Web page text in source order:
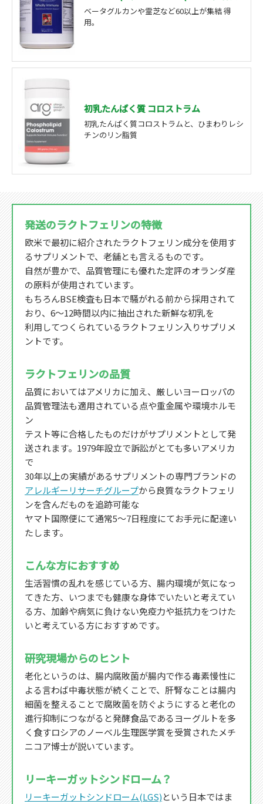
ベータグルカンや霊芝など60以上が集結 得
用。
初乳たんぱく質 コロストラム
初乳たんぱく質コロストラムと、ひまわりレシ
チンのリン脂質
発送のラクトフェリンの特徴
欧米で最初に紹介されたラクトフェリン成分を使用す
るサプリメントで、老舗とも言えるものです。
自然が豊かで、品質管理にも優れた定評のオランダ産
の原料が使用されています。
もちろんBSE検査も日本で騒がれる前から採用されて
おり、6～12時間以内に抽出された新鮮な初乳を
利用してつくられているラクトフェリン入りサプリメ
ントです。
ラクトフェリンの品質
品質においてはアメリカに加え、厳しいヨーロッパの
品質管理法も適用されている点や重金属や環境ホルモ
ン
テスト等に合格したものだけがサプリメントとして発
送されます。1979年設立で訴訟がとても多いアメリカ
で
30年以上の実績があるサプリメントの専門ブランドの
アレルギーリサーチグループから良質なラクトフェリ
ンを含んだものを追跡可能な
ヤマト国際便にて通常5～7日程度にてお手元に配達い
たします。
こんな方におすすめ
生活習慣の乱れを感じている方、腸内環境が気になっ
てきた方、いつまでも健康な身体でいたいと考えてい
る方、加齢や病気に負けない免疫力や抵抗力をつけた
いと考えている方におすすめです。
研究現場からのヒント
老化というのは、腸内腐敗菌が腸内で作る毒素慢性に
よる言わば中毒状態が続くことで、肝腎なことは腸内
細菌を整えることで腐敗菌を防ぐようにすると老化の
進行抑制につながると発酵食品であるヨーグルトを多
く食すロシアのノーベル生理医学賞を受賞されたメチ
ニコア博士が説いています。
リーキーガットシンドローム？
リーキーガットシンドローム(LGS)という日本ではま